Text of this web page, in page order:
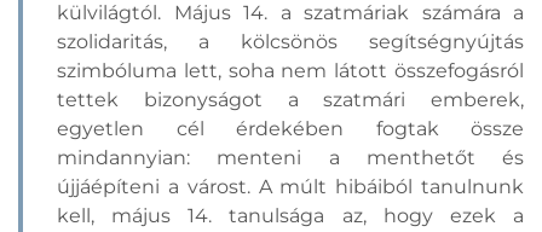
külvilágtól. Május 14. a szatmáriak számára a
szolidaritás, a kölcsönös segítségnyújtás
szimbóluma lett, soha nem látott összefogásról
tettek bizonyságot a szatmári emberek,
egyetlen cél érdekében fogtak össze
mindannyian: menteni a menthetőt és
újjáépíteni a várost. A múlt hibáiból tanulnunk
kell, május 14. tanulsága az, hogy ezek a